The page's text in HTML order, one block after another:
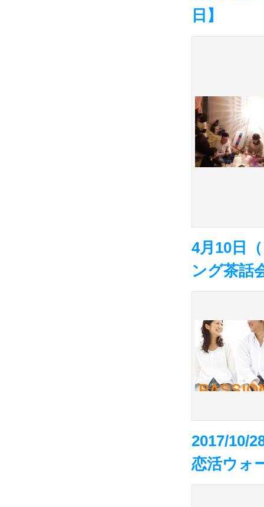
日】
4月10日
ング茶話
2017/10/
恋活ウォ